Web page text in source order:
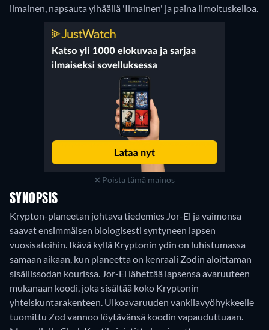
ilmainen, napsauta ylhäällä 'Ilmainen' ja paina ilmoituskelloa.
Poista tämä mainos
SYNOPSIS
Krypton-planeetan johtava tiedemies Jor-El ja vaimonsa
saavat ensimmäisen biologisesti syntyneen lapsen
vuosisatoihin. Ikävä kyllä Kryptonin ydin on luhistumassa
samaan aikaan, kun planeetta on kenraali Zodin aloittaman
sisällissodan kourissa. Jor-El lähettää lapsensa avaruuteen
mukanaan koodi, joka sisältää koko Kryptonin
yhteiskuntarakenteen. Ulkoavaruuden vankilavyöhykkeelle
tuomittu Zod vannoo löytävänsä koodin vapauduttuaan.